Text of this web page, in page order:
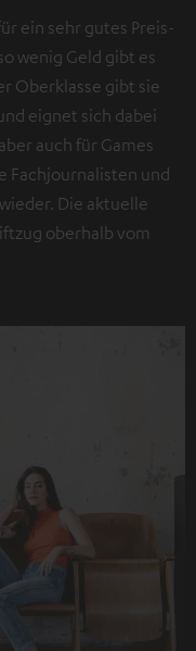
ein sehr gutes Preis-
wenig Geld gibt es
Oberklasse gibt sie
eignet sich dabei
auch für Games
Fachjournalisten und
Die aktuelle
oberhalb vom